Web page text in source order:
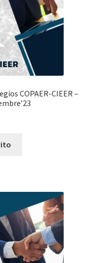
COPAER-CIEER –